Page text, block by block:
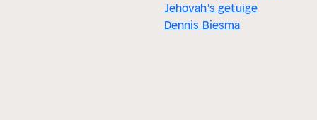
Jehovah's getuige
Dennis Biesma